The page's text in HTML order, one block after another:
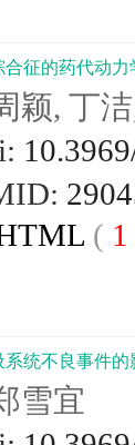
征的药代动力
颖, 丁
( 1
统不良事件
雪宜